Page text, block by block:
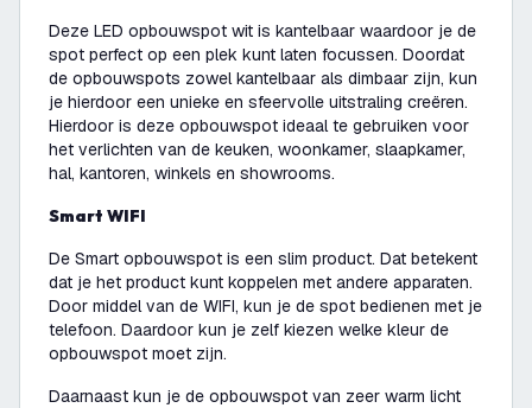
Deze LED opbouwspot wit is kantelbaar waardoor je de
spot perfect op een plek kunt laten focussen. Doordat
de opbouwspots zowel kantelbaar als dimbaar zijn, kun
je hierdoor een unieke en sfeervolle uitstraling creëren.
Hierdoor is deze opbouwspot ideaal te gebruiken voor
het verlichten van de keuken, woonkamer, slaapkamer,
hal, kantoren, winkels en showrooms.
Smart WIFI
De Smart opbouwspot is een slim product. Dat betekent
dat je het product kunt koppelen met andere apparaten.
Door middel van de WIFI, kun je de spot bedienen met je
telefoon. Daardoor kun je zelf kiezen welke kleur de
opbouwspot moet zijn.
Daarnaast kun je de opbouwspot van zeer warm licht